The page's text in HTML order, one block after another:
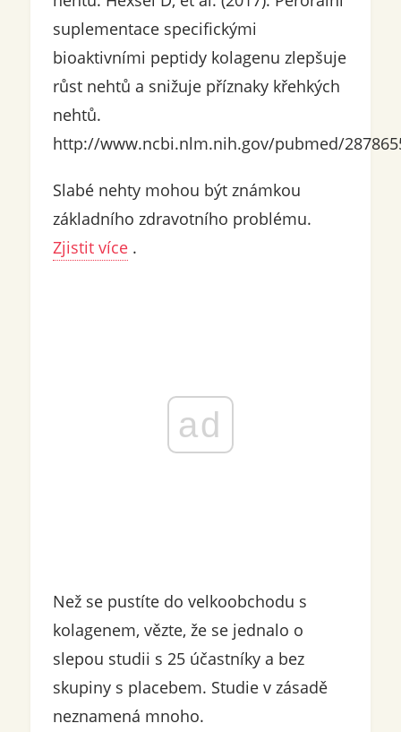
suplementace specifickými
bioaktivními peptidy kolagenu zlepšuje
růst nehtů a snižuje příznaky křehkých
nehtů.
http://www.ncbi.nlm.nih.gov/pubmed/
Slabé nehty mohou být známkou
základního zdravotního problému.
Zjistit více.
ad
Než se pustíte do velkoobchodu s
kolagenem, vězte, že se jednalo o
slepou studii s 25 účastníky a bez
skupiny s placebem. Studie v zásadě
neznamená mnoho.